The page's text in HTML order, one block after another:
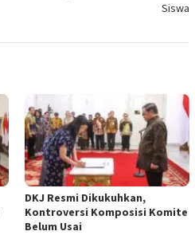
Siswa
DKJ Resmi Dikukuhkan,
Kontroversi Komposisi Komite
Belum Usai